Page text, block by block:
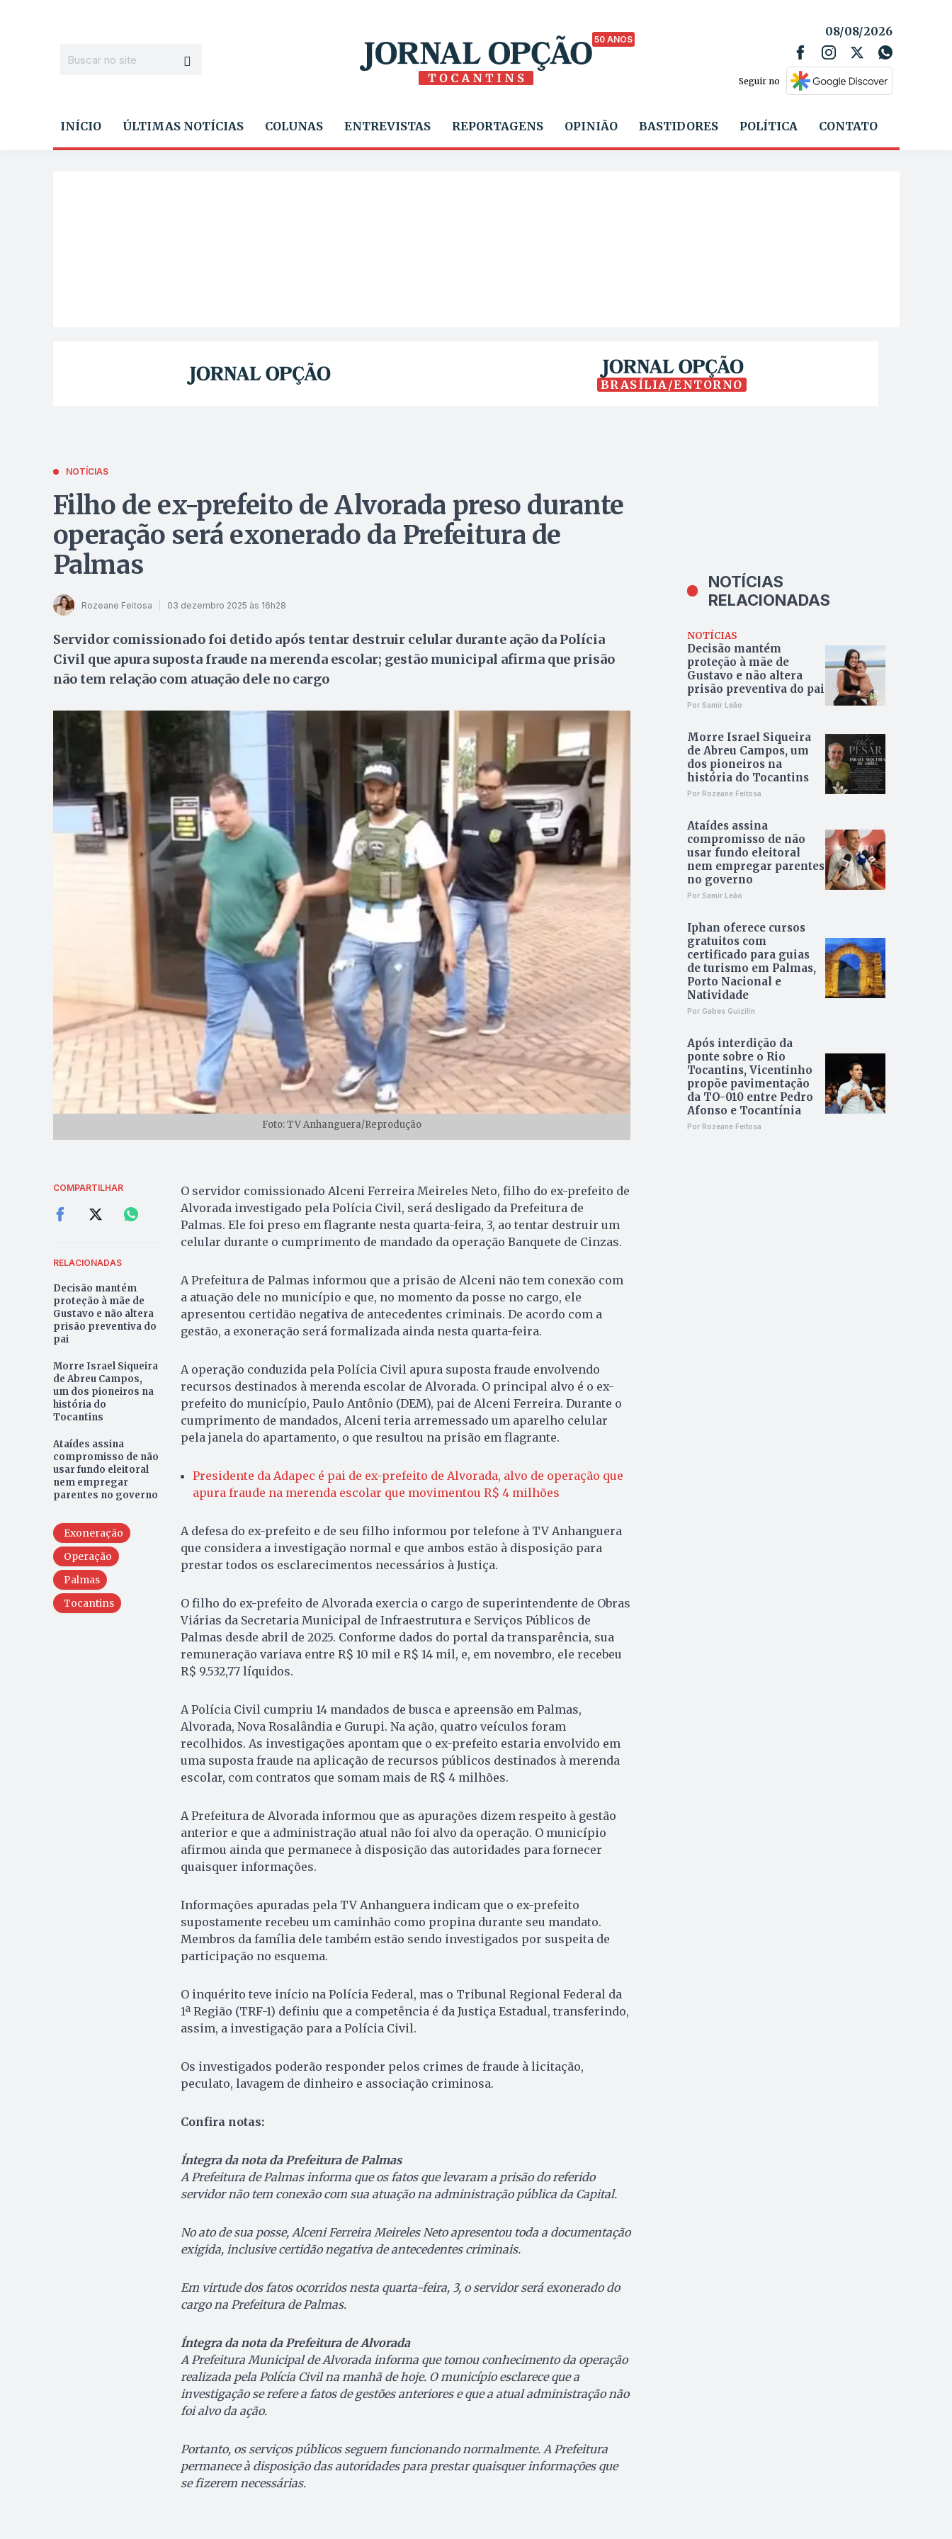
50 ANOS
08/08/2026
Seguir no
INÍCIO ÚLTIMAS NOTÍCIAS COLUNAS ENTREVISTAS REPORTAGENS OPINIÃO BASTIDORES POLÍTICA CONTATO
BRASÍLIA/ENTORNO
NOTÍCIAS
Filho de ex-prefeito de Alvorada preso durante
operação será exonerado da Prefeitura de
Palmas
Rozeane Feitosa 03 dezembro 2025 às 16h28
Servidor comissionado foi detido após tentar destruir celular durante ação da Polícia
Civil que apura suposta fraude na merenda escolar; gestão municipal afirma que prisão
não tem relação com atuação dele no cargo
Foto: TV Anhanguera/Reprodução
COMPARTILHAR
RELACIONADAS
Decisão mantém
proteção à mãe de
Gustavo e não altera
prisão preventiva do
pai
Morre Israel Siqueira
de Abreu Campos,
um dos pioneiros na
história do
Tocantins
Ataídes assina
compromisso de não
usar fundo eleitoral
nem empregar
parentes no governo
Exoneração
Operação
Palmas
Tocantins
O servidor comissionado Alceni Ferreira Meireles Neto, filho do ex-prefeito de
Alvorada investigado pela Polícia Civil, será desligado da Prefeitura de
Palmas. Ele foi preso em flagrante nesta quarta-feira, 3, ao tentar destruir um
celular durante o cumprimento de mandado da operação Banquete de Cinzas.
A Prefeitura de Palmas informou que a prisão de Alceni não tem conexão com
a atuação dele no município e que, no momento da posse no cargo, ele
apresentou certidão negativa de antecedentes criminais. De acordo com a
gestão, a exoneração será formalizada ainda nesta quarta-feira.
A operação conduzida pela Polícia Civil apura suposta fraude envolvendo
recursos destinados à merenda escolar de Alvorada. O principal alvo é o ex-
prefeito do município, Paulo Antônio (DEM), pai de Alceni Ferreira. Durante o
cumprimento de mandados, Alceni teria arremessado um aparelho celular
pela janela do apartamento, o que resultou na prisão em flagrante.
Presidente da Adapec é pai de ex-prefeito de Alvorada, alvo de operação que
apura fraude na merenda escolar que movimentou R$ 4 milhões
A defesa do ex-prefeito e de seu filho informou por telefone à TV Anhanguera
que considera a investigação normal e que ambos estão à disposição para
prestar todos os esclarecimentos necessários à Justiça.
O filho do ex-prefeito de Alvorada exercia o cargo de superintendente de Obras
Viárias da Secretaria Municipal de Infraestrutura e Serviços Públicos de
Palmas desde abril de 2025. Conforme dados do portal da transparência, sua
remuneração variava entre R$ 10 mil e R$ 14 mil, e, em novembro, ele recebeu
R$ 9.532,77 líquidos.
A Polícia Civil cumpriu 14 mandados de busca e apreensão em Palmas,
Alvorada, Nova Rosalândia e Gurupi. Na ação, quatro veículos foram
recolhidos. As investigações apontam que o ex-prefeito estaria envolvido em
uma suposta fraude na aplicação de recursos públicos destinados à merenda
escolar, com contratos que somam mais de R$ 4 milhões.
A Prefeitura de Alvorada informou que as apurações dizem respeito à gestão
anterior e que a administração atual não foi alvo da operação. O município
afirmou ainda que permanece à disposição das autoridades para fornecer
quaisquer informações.
Informações apuradas pela TV Anhanguera indicam que o ex-prefeito
supostamente recebeu um caminhão como propina durante seu mandato.
Membros da família dele também estão sendo investigados por suspeita de
participação no esquema.
O inquérito teve início na Polícia Federal, mas o Tribunal Regional Federal da
1ª Região (TRF-1) definiu que a competência é da Justiça Estadual, transferindo,
assim, a investigação para a Polícia Civil.
Os investigados poderão responder pelos crimes de fraude à licitação,
peculato, lavagem de dinheiro e associação criminosa.
Confira notas:
Íntegra da nota da Prefeitura de Palmas
A Prefeitura de Palmas informa que os fatos que levaram a prisão do referido
servidor não tem conexão com sua atuação na administração pública da Capital.
No ato de sua posse, Alceni Ferreira Meireles Neto apresentou toda a documentação
exigida, inclusive certidão negativa de antecedentes criminais.
Em virtude dos fatos ocorridos nesta quarta-feira, 3, o servidor será exonerado do
cargo na Prefeitura de Palmas.
Íntegra da nota da Prefeitura de Alvorada
A Prefeitura Municipal de Alvorada informa que tomou conhecimento da operação
realizada pela Polícia Civil na manhã de hoje. O município esclarece que a
investigação se refere a fatos de gestões anteriores e que a atual administração não
foi alvo da ação.
Portanto, os serviços públicos seguem funcionando normalmente. A Prefeitura
permanece à disposição das autoridades para prestar quaisquer informações que
se fizerem necessárias.
NOTÍCIAS
RELACIONADAS
NOTÍCIAS
Decisão mantém
proteção à mãe de
Gustavo e não altera
prisão preventiva do pai
Por Samir Leão
Morre Israel Siqueira
de Abreu Campos, um
dos pioneiros na
história do Tocantins
Por Rozeane Feitosa
Ataídes assina
compromisso de não
usar fundo eleitoral
nem empregar parentes
no governo
Por Samir Leão
Iphan oferece cursos
gratuitos com
certificado para guias
de turismo em Palmas,
Porto Nacional e
Natividade
Por Gabes Guizilin
Após interdição da
ponte sobre o Rio
Tocantins, Vicentinho
propõe pavimentação
da TO-010 entre Pedro
Afonso e Tocantínia
Por Rozeane Feitosa